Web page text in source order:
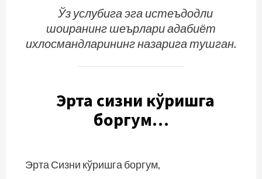
Ўз услубига эга истеъдодли
шоиранинг шеърлари адабиёт
ихлосмандларининг назарига тушган.
Эрта сизни кўришга
боргум…
Эрта Сизни кўришга боргум,